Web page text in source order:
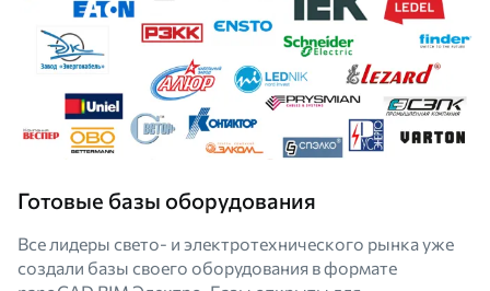
Готовые базы оборудования
Все лидеры свето- и электротехнического рынка уже
создали базы своего оборудования в формате